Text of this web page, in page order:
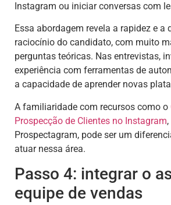
Instagram ou iniciar conversas com
Essa abordagem revela a rapidez e a
raciocínio do candidato, com muito
perguntas teóricas. Nas entrevistas,
experiência com ferramentas de
a capacidade de aprender novas
A familiaridade com recursos como o
Prospecção de Clientes no Instagram
Prospectagram, pode ser um
atuar nessa área.
Passo 4: integrar o
equipe de vendas